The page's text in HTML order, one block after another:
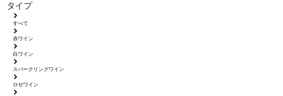
タイプ
すべて
赤ワイン
白ワイン
スパークリングワイン
ロゼワイン